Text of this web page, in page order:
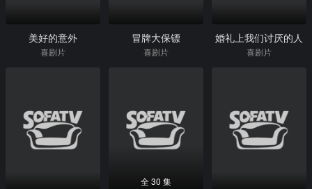
美好的意外
喜剧片
冒牌大保镖
喜剧片
婚礼上我们讨厌的人
喜剧片
全 30 集